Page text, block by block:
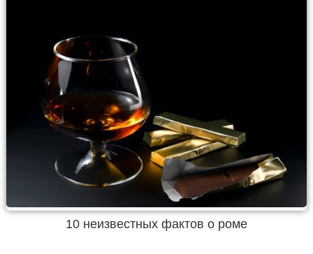
10 неизвестных фактов о роме